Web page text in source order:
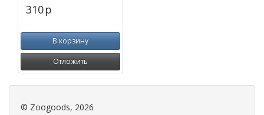
310p
В корзину
Отложить
© Zoogoods, 2026